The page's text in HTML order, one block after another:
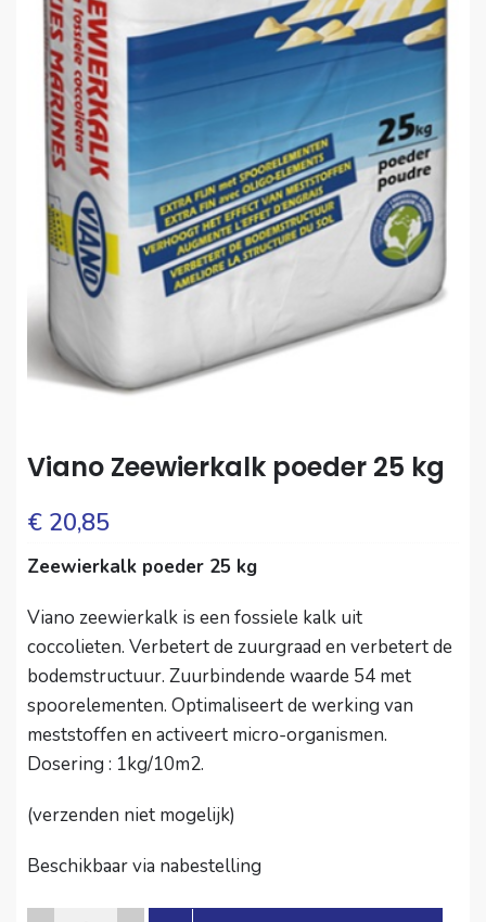
Viano Zeewierkalk poeder 25 kg
€ 20,85
Zeewierkalk poeder 25 kg
Viano zeewierkalk is een fossiele kalk uit
coccolieten. Verbetert de zuurgraad en verbetert de
bodemstructuur. Zuurbindende waarde 54 met
spoorelementen. Optimaliseert de werking van
meststoffen en activeert micro-organismen.
Dosering : 1kg/10m2.
(verzenden niet mogelijk)
Beschikbaar via nabestelling